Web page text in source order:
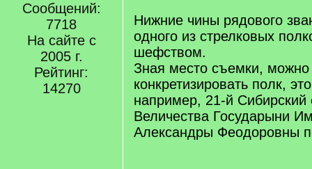
Сообщений:
7718
На сайте с
2005 г.
Рейтинг:
14270
Нижние чины рядового
одного из стрелковых
шефством.
Зная место съемки, можно
конкретизировать полк,
например, 21-й Сибирский
Величества Государыни
Александры Феодоровны